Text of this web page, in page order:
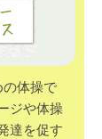
体操で
ジや体操
達を促す